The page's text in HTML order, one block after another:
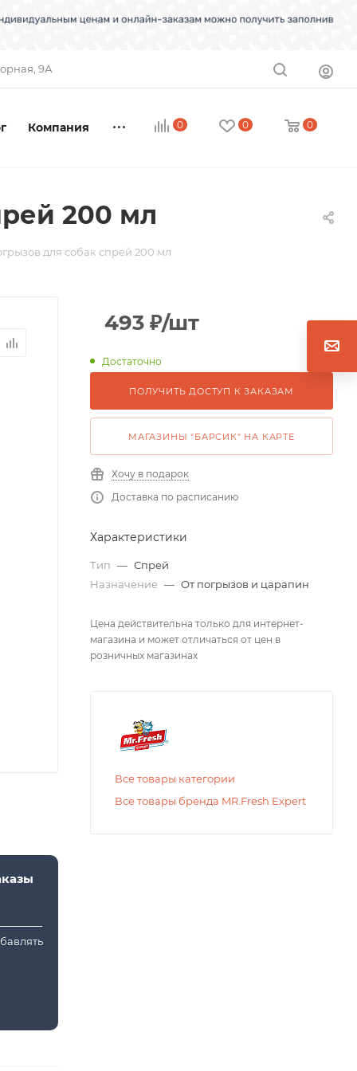
9А
0 0 0
Компания
200 мл
для собак спрей 200 мл
493 ₽/шт
Достаточно
ПОЛУЧИТЬ ДОСТУП К ЗАКАЗАМ
МАГАЗИНЫ "БАРСИК" НА КАРТЕ
Хочу в подарок
Доставка по расписанию
Характеристики
Тип — Спрей
Назначение — От погрызов и царапин
Цена действительна только для интернет-
магазина и может отличаться от цен в
розничных магазинах
Все товары категории
Все товары бренда MR.Fresh Expert